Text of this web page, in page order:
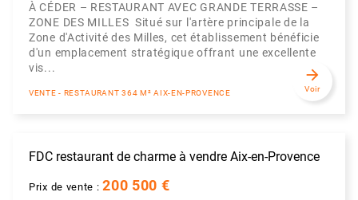
À CÉDER – RESTAURANT AVEC GRANDE TERRASSE –
ZONE DES MILLES Situé sur l'artère principale de la
Zone d'Activité des Milles, cet établissement bénéficie
d'un emplacement stratégique offrant une excellente
vis...
VENTE - RESTAURANT 364 M² AIX-EN-PROVENCE
arrow_forward
Voir
FDC restaurant de charme à vendre Aix-en-Provence
Prix de vente :200 500 €